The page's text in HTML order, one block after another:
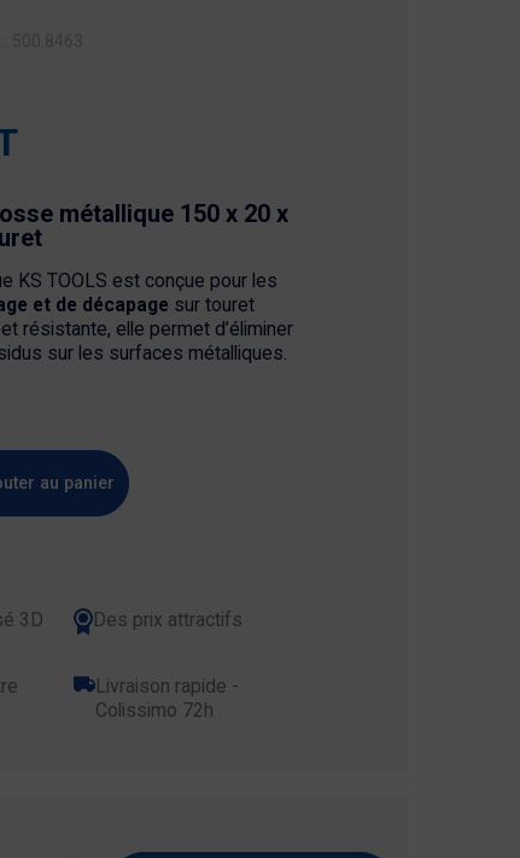
métallique 150 x 20 x
KS TOOLS est conçue pour les
et de décapage sur touret
résistante, elle permet d’éliminer
sur les surfaces métalliques.
au panier
3D
Des prix attractifs
Livraison rapide -
Colissimo 72h